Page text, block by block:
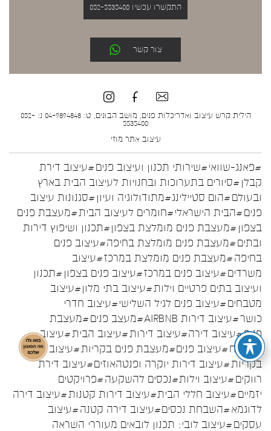
התקשרו עכשיו 052-5535400
צור קשר
הילית קרש עיצוב ואדריכלות פנים, מושב הבונים, ט: 04-9894848 נ: 052-
5535400
עיצוב אתר מוזי
#פאנג-שוואי#שירותי תכנון ועיצוב פנים#עיצוב דירת
קבלן #סיורים בתערוכות ובחנויות לעיצוב הבית בארץ
ובעולם#הום סטיילינג#מתודולוגיה ועיון #סגנונות עיצוב
פנים#הבית הישראלי#חומרים לעיצוב הבית#מעצבת פנים
בצפון #מעצבת פנים מומלצת בצפון#תכנון ושיפוץ דירות
ובתים#מעצבת פנים מומלצת בחיפה#עיצוב פנים
בחיפה#מעצבת פנים מומלצת במרכז#עיצוב
משרדים#עיצוב פנים במרכז#עיצוב פנים בצפון #תכנון
ועיצוב בתים פרטיים וילות#עיצוב בתי מלון#עיצוב
מטבחים#עיצוב פנים לגיל השלישי#עיצוב חדרי
כושר#עיצוב דירות AIRBNB #מעצב פנים#מעצבת
פנים#עיצוב דירה#עיצוב דירות#עיצוב הבית#עיצוב
המטבח#עיצוב פנים#מעצבת פנים בקריות#עיצוב פנים
בקריות#עיצוב דירות יוקרה ופנטהאוזים#עיצוב דירת
רווקים#עיצוב וילות#נכסים להשקעה#פרויקטים
יזמיים#עיצוב חללי הבית#עיצוב דירות קטנות#עיצוב דירה
לדוגמא#השבחת נכסים#עיצוב דירה קטנה#עיצוב
עסקים#עיצוב לובי: תכנון לובאים מעוררי השראה